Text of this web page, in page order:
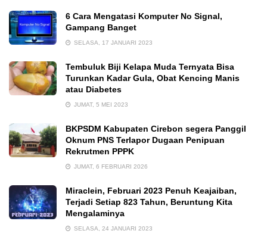
6 Cara Mengatasi Komputer No Signal,
Gampang Banget
SELASA, 17 JANUARI 2023
Tembuluk Biji Kelapa Muda Ternyata Bisa
Turunkan Kadar Gula, Obat Kencing Manis
atau Diabetes
JUMAT, 5 MEI 2023
BKPSDM Kabupaten Cirebon segera Panggil
Oknum PNS Terlapor Dugaan Penipuan
Rekrutmen PPPK
JUMAT, 6 FEBRUARI 2026
Miraclein, Februari 2023 Penuh Keajaiban,
Terjadi Setiap 823 Tahun, Beruntung Kita
Mengalaminya
SELASA, 24 JANUARI 2023